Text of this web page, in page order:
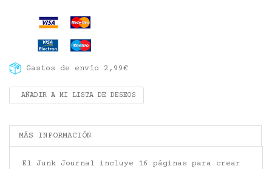
Gastos de envío 2,99€
AÑADIR A MI LISTA DE DESEOS
MÁS INFORMACIÓN
El Junk Journal incluye 16 páginas para crear